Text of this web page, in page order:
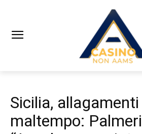
Sicilia, allagamenti
maltempo: